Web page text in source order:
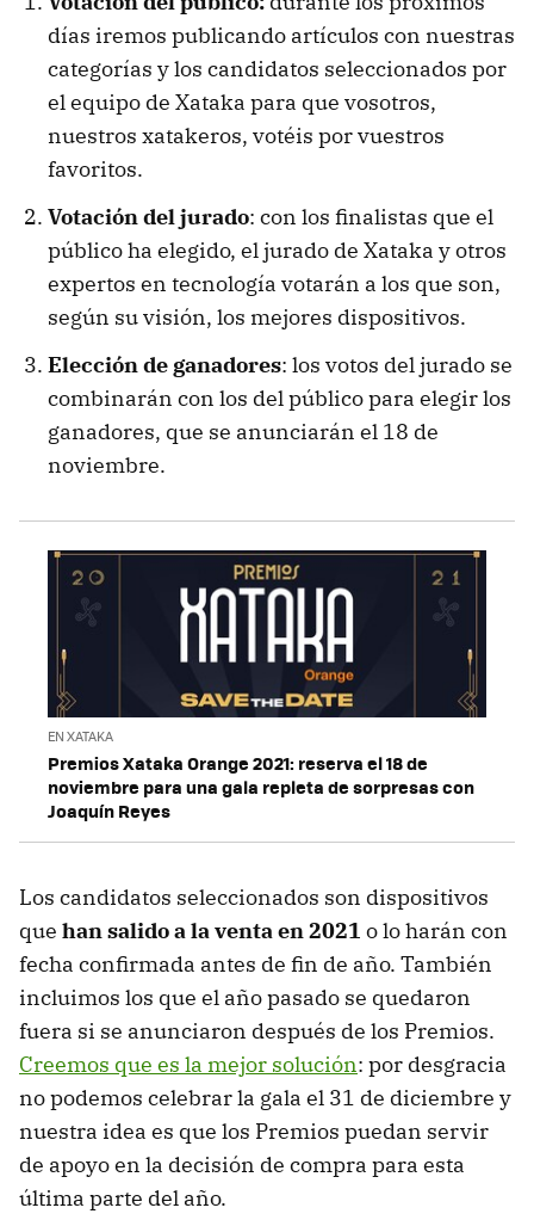
días iremos publicando artículos con nuestras
categorías y los candidatos seleccionados por
el equipo de Xataka para que vosotros,
nuestros xatakeros, votéis por vuestros
favoritos.
Votación del jurado: con los finalistas que el
público ha elegido, el jurado de Xataka y otros
expertos en tecnología votarán a los que son,
según su visión, los mejores dispositivos.
Elección de ganadores: los votos del jurado se
combinarán con los del público para elegir los
ganadores, que se anunciarán el 18 de
noviembre.
EN XATAKA
Premios Xataka Orange 2021: reserva el 18 de
noviembre para una gala repleta de sorpresas con
Joaquín Reyes
Los candidatos seleccionados son dispositivos
que han salido a la venta en 2021 o lo harán con
fecha confirmada antes de fin de año. También
incluimos los que el año pasado se quedaron
fuera si se anunciaron después de los Premios.
Creemos que es la mejor solución: por desgracia
no podemos celebrar la gala el 31 de diciembre y
nuestra idea es que los Premios puedan servir
de apoyo en la decisión de compra para esta
última parte del año.